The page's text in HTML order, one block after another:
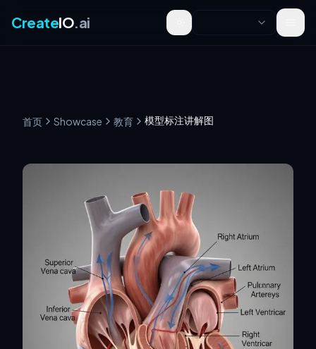
CreateIO.ai Toggle theme
首页 Showcase 教育 模型标注讲解图